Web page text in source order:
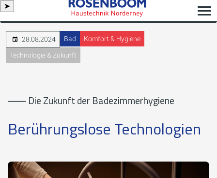
➤
28.08.2024 Bad Komfort & Hygiene
Technologie & Zukunft
⸺ Die Zukunft der Badezimmerhygiene
Berührungslose Technologien